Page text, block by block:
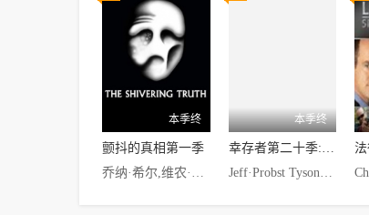
本季终
颤抖的真相第一季
本季终